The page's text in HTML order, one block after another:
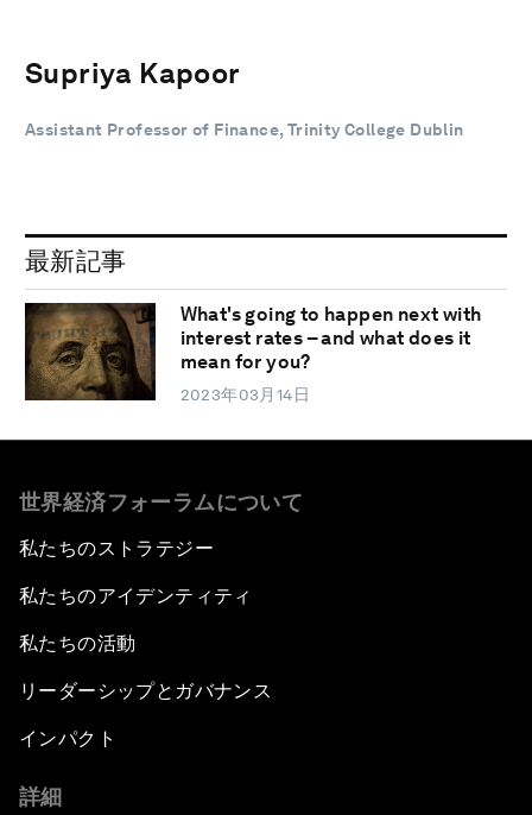
Supriya Kapoor
Assistant Professor of Finance, Trinity College Dublin
最新記事
What's going to happen next with
interest rates – and what does it
mean for you?
2023年03月14日
世界経済フォーラムについて
私たちのストラテジー
私たちのアイデンティティ
私たちの活動
リーダーシップとガバナンス
インパクト
詳細